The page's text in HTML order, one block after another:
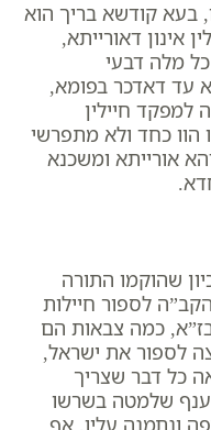
בעא קודשא בריך הוא
אינון דאורייתא,
מלה דבעי
עד דאדכר בפומא,
למפקד חיילין
הוו כחד ולא מתפרשי
אורייתא ומשכנא
שהוקמו התורה
לספור חיילות
כמה צבאות הם
לספור את ישראל,
כל דבר שצריך
שלמטה בשרשו
ונתמנה עליו. אף